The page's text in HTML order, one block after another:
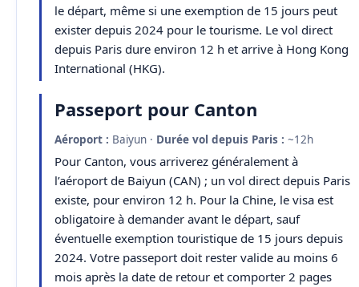
le départ, même si une exemption de 15 jours peut
exister depuis 2024 pour le tourisme. Le vol direct
depuis Paris dure environ 12 h et arrive à Hong Kong
International (HKG).
Passeport pour Canton
Aéroport : Baiyun · Durée vol depuis Paris : ~12h
Pour Canton, vous arriverez généralement à
l’aéroport de Baiyun (CAN) ; un vol direct depuis Paris
existe, pour environ 12 h. Pour la Chine, le visa est
obligatoire à demander avant le départ, sauf
éventuelle exemption touristique de 15 jours depuis
2024. Votre passeport doit rester valide au moins 6
mois après la date de retour et comporter 2 pages